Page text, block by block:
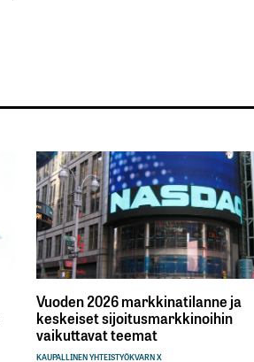
Vuoden 2026 markkinatilanne ja
keskeiset sijoitusmarkkinoihin
vaikuttavat teemat
KAUPALLINEN YHTEISTYÖKVARN X